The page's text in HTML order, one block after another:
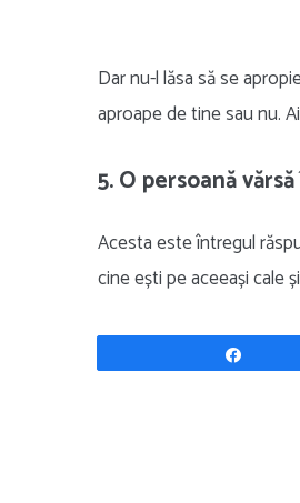
Dar nu-l lăsa să se
aproape de tine sau nu.
5. O persoană
Acesta este întregul
cine ești pe aceeași cale